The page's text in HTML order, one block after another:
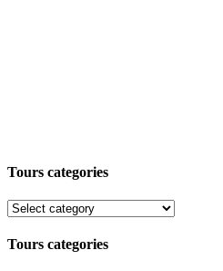
Tours categories
Tours categories